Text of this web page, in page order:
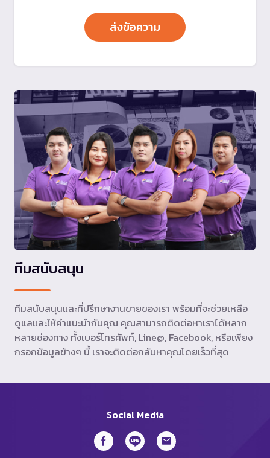
ทีมสนับสนุน
ทีมสนับสนุนและที่ปรึกษางานขายของเรา พร้อมที่จะช่วยเหลือ
ดูแลและให้คำแนะนำกับคุณ คุณสามารถติดต่อหาเราได้หลาก
หลายช่องทาง ทั้งเบอร์โทรศัพท์, Line@, Facebook, หรือเพียง
กรอกข้อมูลข้างๆ นี้ เราจะติดต่อกลับหาคุณโดยเร็วที่สุด
Social Media